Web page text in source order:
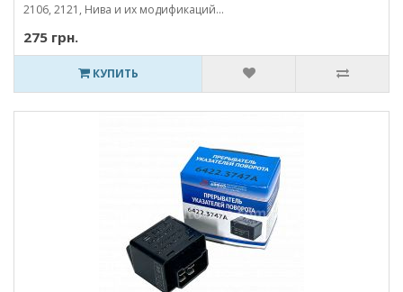
2106, 2121, Нива и их модификаций...
275 грн.
КУПИТЬ